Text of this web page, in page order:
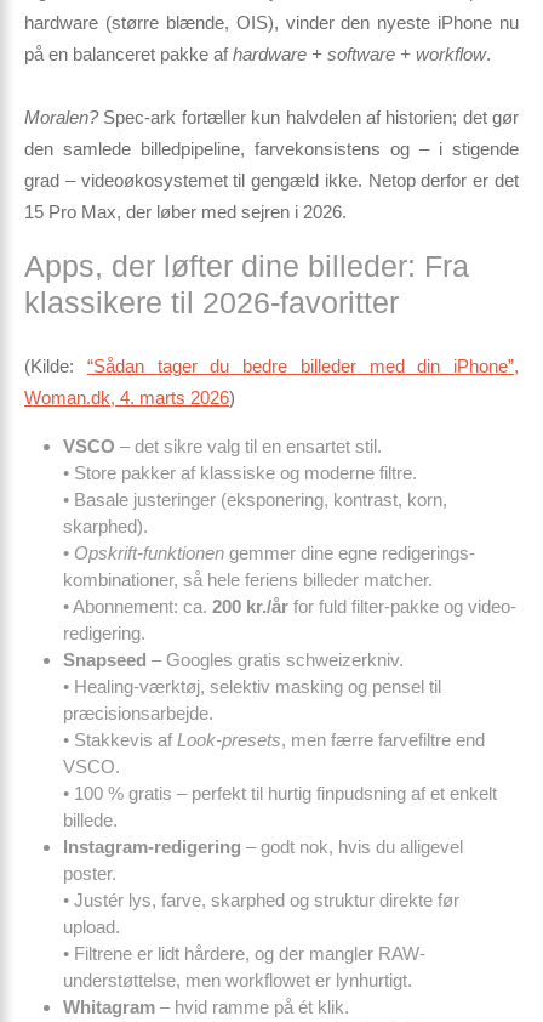
hardware (større blænde, OIS), vinder den nyeste iPhone nu
på en balanceret pakke afhardware + software + workflow.
Moralen?Spec-ark fortæller kun halvdelen af historien; det gør
den samlede billed­pipeline, farvekonsistens og – i stigende
grad – videoøkosystemet til gengæld ikke. Netop derfor er det
15 Pro Max, der løber med sejren i 2026.
Apps, der løfter dine billeder: Fra
klassikere til 2026-favoritter
(Kilde: “Sådan tager du bedre billeder med din iPhone”,
Woman.dk, 4. marts 2026)
VSCO – det sikre valg til en ensartet stil.
• Store pakker af klassiske og moderne filtre.
• Basale justeringer (eksponering, kontrast, korn,
skarphed).
• Opskrift-funktionen gemmer dine egne redigerings­
kombinationer, så hele feriens billeder matcher.
• Abonnement: ca. 200 kr./år for fuld filter-pakke og video­
redigering.
Snapseed – Googles gratis schweizerkniv.
• Healing-værktøj, selektiv masking og pensel til
præcisionsarbejde.
• Stakkevis af Look-presets, men færre farvefiltre end
VSCO.
• 100 % gratis – perfekt til hurtig finpudsning af et enkelt
billede.
Instagram-redigering – godt nok, hvis du alligevel
poster.
• Justér lys, farve, skarphed og struktur direkte før
upload.
• Filtrene er lidt hårdere, og der mangler RAW-
understøttelse, men workflowet er lynhurtigt.
Whitagram – hvid ramme på ét klik.